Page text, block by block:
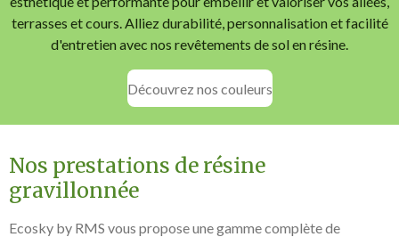
terrasses et cours. Alliez durabilité, personnalisation et facilité
d'entretien avec nos revêtements de sol en résine.
Découvrez nos couleurs
Nos prestations de résine
gravillonnée
Ecosky by RMS vous propose une gamme complète de